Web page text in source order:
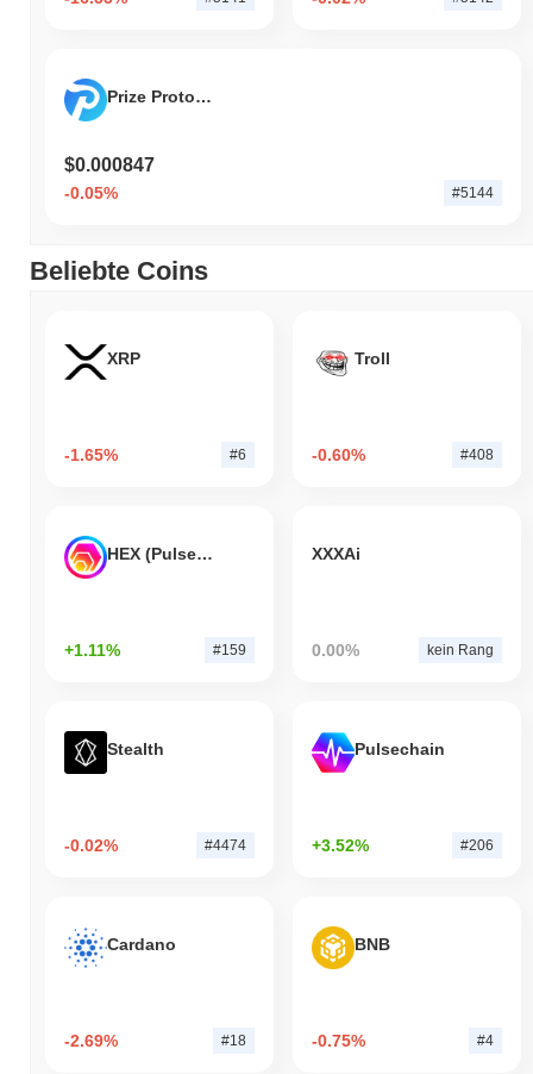
Prize Protocol
$0.000847
-0.05% #5144
Beliebte Coins
XRP
-1.65% #6
Troll
-0.60% #408
HEX (Pulsechain)
+1.11% #159
XXXAi
0.00% kein Rang
Stealth
-0.02% #4474
Pulsechain
+3.52% #206
Cardano
-2.69% #18
BNB
-0.75% #4